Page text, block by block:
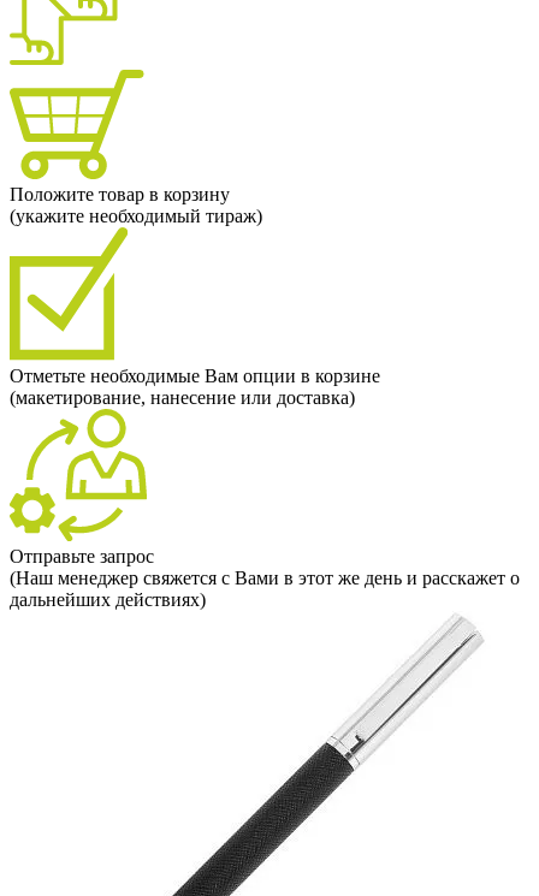
Положите товар в корзину
(укажите необходимый тираж)
Отметьте необходимые Вам опции в корзине
(макетирование, нанесение или доставка)
Отправьте запрос
(Наш менеджер свяжется с Вами в этот же день и расскажет о
дальнейших действиях)